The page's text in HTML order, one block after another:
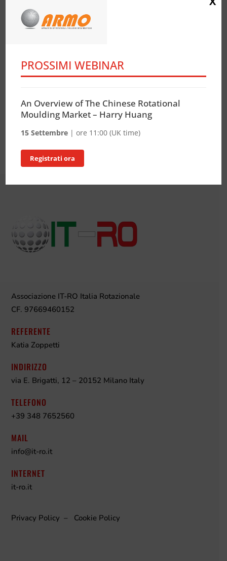
Associazione IT-RO Italia Rotazionale
CF. 97669460152
REFERENTE
Katia Zoppetti
INDIRIZZO
via E. Brigatti, 12 – 20152 Milano Italy
TELEFONO
+39 348 7652560
MAIL
info@it-ro.it
INTERNET
it-ro.it
Privacy Policy – Cookie Policy
PROSSIMI WEBINAR
An Overview of The Chinese Rotational
Moulding Market – Harry Huang
15 Settembre | ore 11:00 (UK time)
Registrati ora